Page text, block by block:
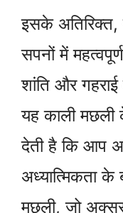
इसके अतिरिक्त,
सपनों में
शांति और
यह काली
देती है कि आप
अध्यात्मिकता के
मछली, जो